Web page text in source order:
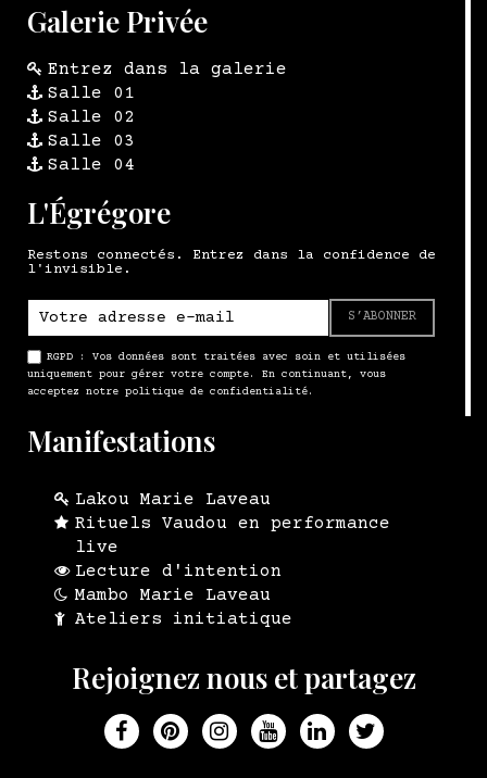
Galerie Privée
Entrez dans la galerie
Salle 01
Salle 02
Salle 03
Salle 04
L'Égrégore
Restons connectés. Entrez dans la confidence de
l'invisible.
S’ABONNER
RGPD : Vos données sont traitées avec soin et utilisées
uniquement pour gérer votre compte. En continuant, vous
acceptez notre politique de confidentialité.
Manifestations
Lakou Marie Laveau
Rituels Vaudou en performance
live
Lecture d'intention
Mambo Marie Laveau
Ateliers initiatique
Rejoignez nous et partagez